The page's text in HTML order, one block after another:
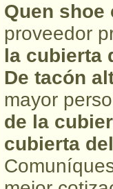
Quen
proveedor
la cubierta
De tacón
mayor
de la
cubierta